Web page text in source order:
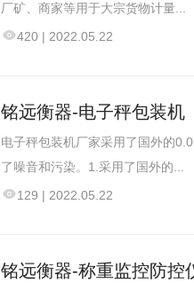
厂矿、商家等用于大宗货物计量...
420 | 2022.05.22
铭远衡器-电子秤包装机
电子秤包装机厂家采用了国外的
了噪音和污染。1.采用了国外的...
129 | 2022.05.22
铭远衡器-称重监控防控